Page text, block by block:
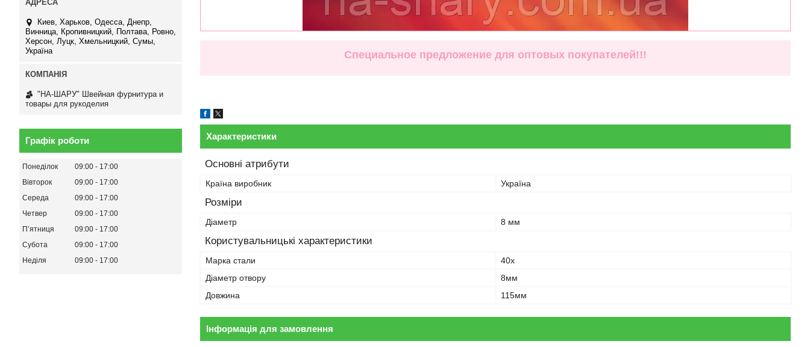
Специальное предложение для оптовых покупателей!!!
Характеристики
Основні атрибути
Країна виробник Україна
Розміри
Діаметр 8 мм
Користувальницькі характеристики
Марка стали
40х
Діаметр отвору
8мм
Довжина
115мм
Інформація для замовлення
Киев, Харьков, Одесса, Днепр,
Винница, Кропивницкий, Полтава, Ровно,
Херсон, Луцк, Хмельницкий, Сумы,
Україна
"НА-ШАРУ" Швейная фурнитура и
товары для рукоделия
Графік роботи
Понеділок 09:00
17:00
Вівторок
09:00
17:00
Середа
09:00
17:00
Четвер
09:00
17:00
Пʼятниця
09:00
17:00
Субота
09:00
17:00
Неділя
09:00 17:00